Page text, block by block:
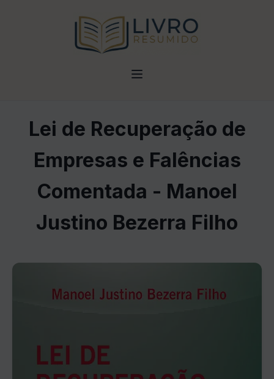
Lei de Recuperação de
Empresas e Falências
Comentada - Manoel
Justino Bezerra Filho